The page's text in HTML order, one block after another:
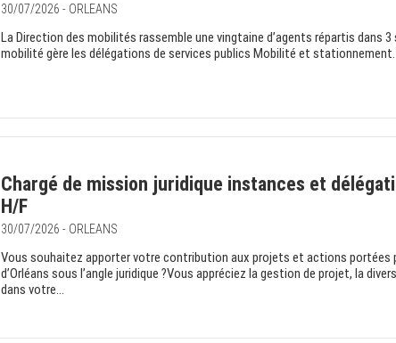
30/07/2026 - ORLEANS
La Direction des mobilités rassemble une vingtaine d’agents répartis dans
mobilité gère les délégations de services publics Mobilité et stationnement.
Chargé de mission juridique instances et
H/F
30/07/2026 - ORLEANS
Vous souhaitez apporter votre contribution aux projets et actions portées
d’Orléans sous l’angle juridique ?Vous appréciez la gestion de projet, la
dans votre...